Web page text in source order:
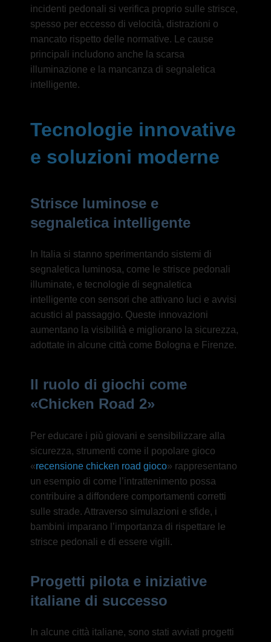
incidenti pedonali si verifica proprio sulle strisce,
spesso per eccesso di velocità, distrazioni o
mancato rispetto delle normative. Le cause
principali includono anche la scarsa
illuminazione e la mancanza di segnaletica
intelligente.
Tecnologie innovative
e soluzioni moderne
Strisce luminose e
segnaletica intelligente
In Italia si stanno sperimentando sistemi di
segnaletica luminosa, come le strisce pedonali
illuminate, e tecnologie di segnaletica
intelligente con sensori che attivano luci e avvisi
acustici al passaggio. Queste innovazioni
aumentano la visibilità e migliorano la sicurezza,
adottate in alcune città come Bologna e Firenze.
Il ruolo di giochi come
«Chicken Road 2»
Per educare i più giovani e sensibilizzare alla
sicurezza, strumenti come il popolare gioco
«recensione chicken road gioco» rappresentano
un esempio di come l’intrattenimento possa
contribuire a diffondere comportamenti corretti
sulle strade. Attraverso simulazioni e sfide, i
bambini imparano l’importanza di rispettare le
strisce pedonali e di essere vigili.
Progetti pilota e iniziative
italiane di successo
In alcune città italiane, sono stati avviati progetti